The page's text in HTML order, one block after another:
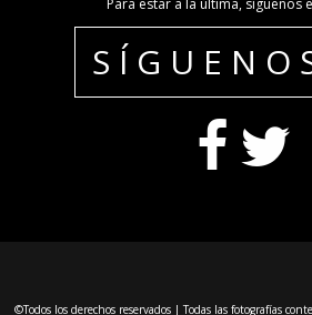
Para estar a la última, síguenos
©Todos los derechos reservados | Todas las fotografías